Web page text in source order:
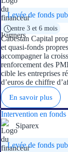
Levée de fonds
entre 3 et 6 mois
Cabestan Capital
et quasi-fonds
accompagner la
renforcement des
cible les entreprises
d’euros de chiffre
En savoir plus
Intervention en
Siparex
Levée de fonds